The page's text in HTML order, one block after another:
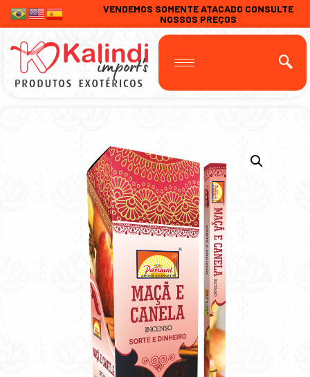
VENDEMOS SOMENTE ATACADO CONSULTE
NOSSOS PREÇOS